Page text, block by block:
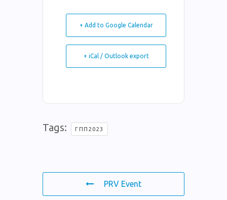
+ Add to Google Calendar
+ iCal / Outlook export
Tags: ΓΠΠ2023
PRV Event